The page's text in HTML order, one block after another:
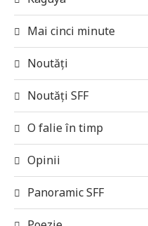
Mai cinci minute
Noutăți
Noutăți SFF
O falie în timp
Opinii
Panoramic SFF